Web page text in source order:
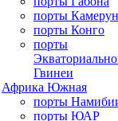
порты
порты Конго
порты
Гвинеи
Африка Южная
порты
порты ЮАР